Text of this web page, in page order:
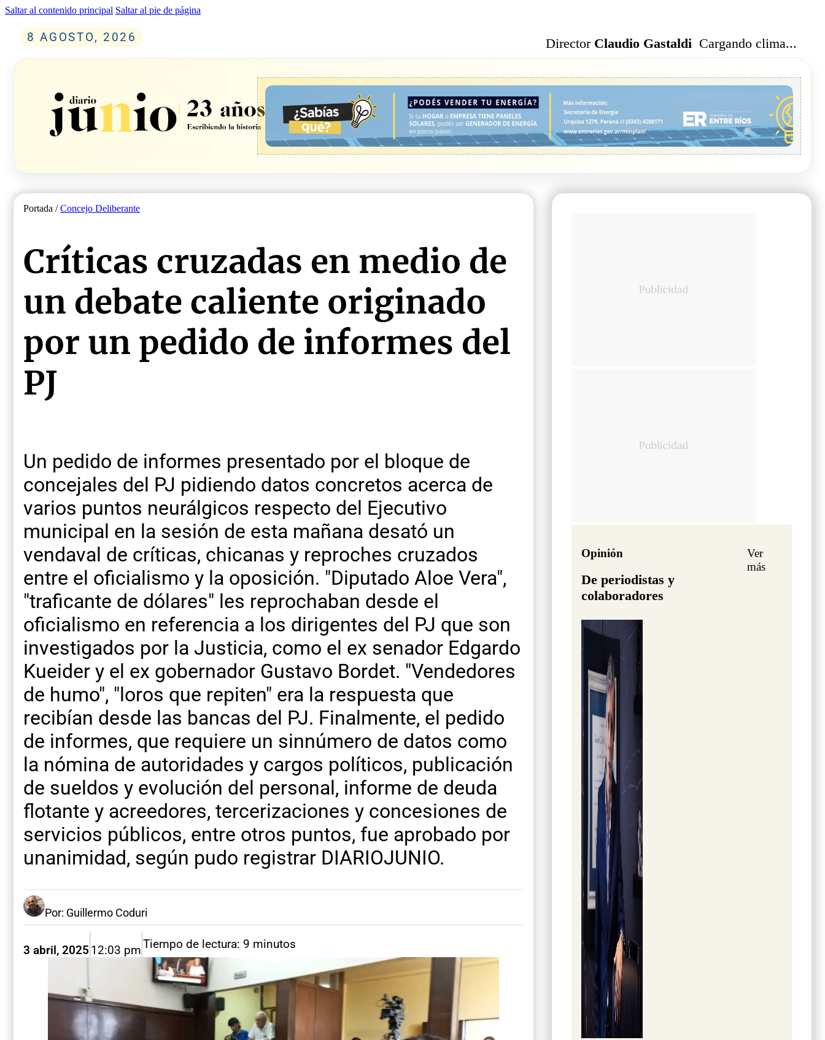
Saltar al contenido principal Saltar al pie de página
8 AGOSTO, 2026 Director Claudio Gastaldi Cargando clima...
Portada /Concejo Deliberante
Críticas cruzadas en medio de
un debate caliente originado
por un pedido de informes del
PJ
Un pedido de informes presentado por el bloque de
concejales del PJ pidiendo datos concretos acerca de
varios puntos neurálgicos respecto del Ejecutivo
municipal en la sesión de esta mañana desató un
vendaval de críticas, chicanas y reproches cruzados
entre el oficialismo y la oposición. "Diputado Aloe Vera",
"traficante de dólares" les reprochaban desde el
oficialismo en referencia a los dirigentes del PJ que son
investigados por la Justicia, como el ex senador Edgardo
Kueider y el ex gobernador Gustavo Bordet. "Vendedores
de humo", "loros que repiten" era la respuesta que
recibían desde las bancas del PJ. Finalmente, el pedido
de informes, que requiere un sinnúmero de datos como
la nómina de autoridades y cargos políticos, publicación
de sueldos y evolución del personal, informe de deuda
flotante y acreedores, tercerizaciones y concesiones de
servicios públicos, entre otros puntos, fue aprobado por
unanimidad, según pudo registrar DIARIOJUNIO.
Por: Guillermo Coduri
3 abril, 2025 12:03 pmTiempo de lectura: 9 minutos
Opinión
De periodistas y
colaboradores
Ver
más